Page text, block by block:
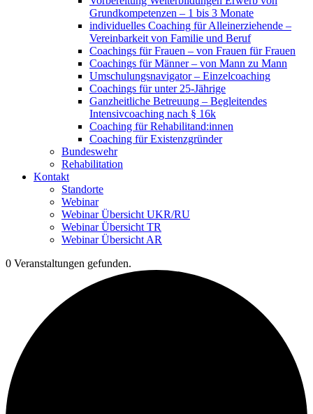
Grundkompetenzen – 1 bis 3 Monate
individuelles Coaching für Alleinerziehende –
Vereinbarkeit von Familie und Beruf
Coachings für Frauen – von Frauen für Frauen
Coachings für Männer – von Mann zu Mann
Umschulungsnavigator – Einzelcoaching
Coachings für unter 25-Jährige
Ganzheitliche Betreuung – Begleitendes
Intensivcoaching nach § 16k
Coaching für Rehabilitand:innen
Coaching für Existenzgründer
Bundeswehr
Rehabilitation
Kontakt
Standorte
Webinar
Webinar Übersicht UKR/RU
Webinar Übersicht TR
Webinar Übersicht AR
0 Veranstaltungen gefunden.